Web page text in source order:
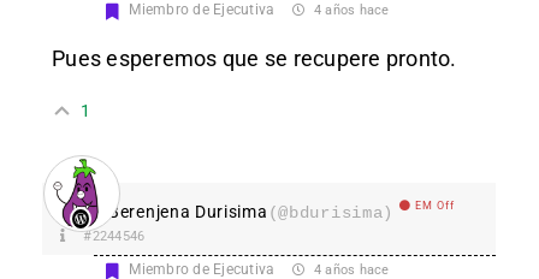
Miembro de Ejecutiva 4 años hace
Pues esperemos que se recupere pronto.
1
Berenjena Durisima (@bdurisima) EM Off
#2244546
Miembro de Ejecutiva 4 años hace